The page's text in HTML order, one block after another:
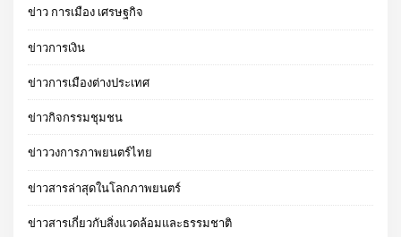
ข่าว การเมือง เศรษฐกิจ
ข่าวการเงิน
ข่าวการเมืองต่างประเทศ
ข่าวกิจกรรมชุมชน
ข่าววงการภาพยนตร์ไทย
ข่าวสารล่าสุดในโลกภาพยนตร์
ข่าวสารเกี่ยวกับสิ่งแวดล้อมและธรรมชาติ